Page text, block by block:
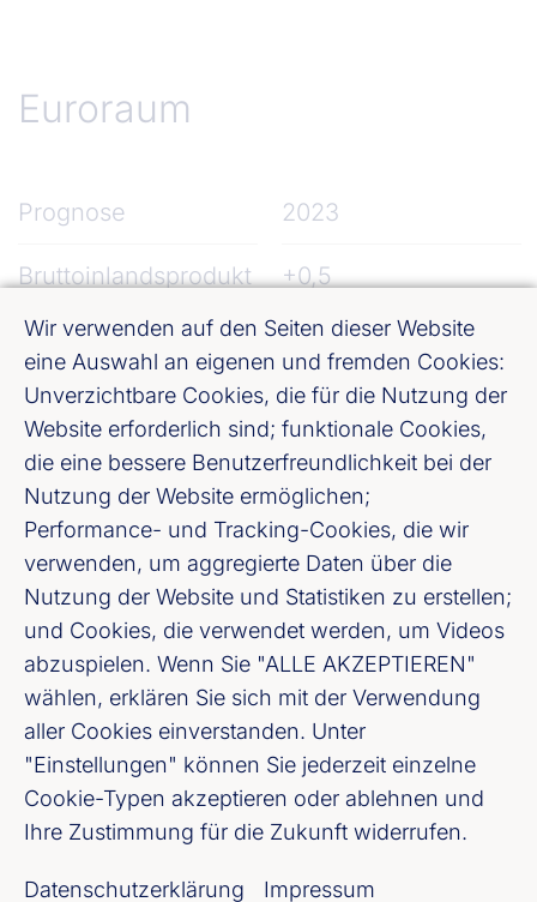
Euroraum
Prognose 2023
Bruttoinlandsprodukt +0,5
Entwicklung der
Verbraucherpreise
+5,4
Kerninflation +4,9
Arbeitslosenquote 6,5
Finanzmarkt
Prognose 18. März 2024
Wechselkurs
1,09
Wir verwenden auf den Seiten dieser Website
eine Auswahl an eigenen und fremden Cookies:
Unverzichtbare Cookies, die für die Nutzung der
Website erforderlich sind; funktionale Cookies,
die eine bessere Benutzerfreundlichkeit bei der
Nutzung der Website ermöglichen;
Performance- und Tracking-Cookies, die wir
verwenden, um aggregierte Daten über die
Nutzung der Website und Statistiken zu erstellen;
und Cookies, die verwendet werden, um Videos
abzuspielen. Wenn Sie "ALLE AKZEPTIEREN"
wählen, erklären Sie sich mit der Verwendung
aller Cookies einverstanden. Unter
"Einstellungen" können Sie jederzeit einzelne
Cookie-Typen akzeptieren oder ablehnen und
Ihre Zustimmung für die Zukunft widerrufen.
Datenschutzerklärung Impressum